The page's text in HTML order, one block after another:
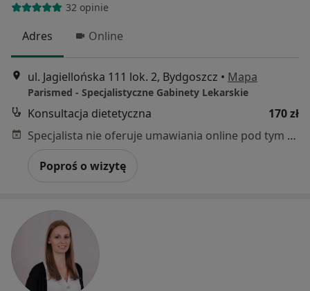
32 opinie
Adres Online
ul. Jagiellońska 111 lok. 2, Bydgoszcz • Mapa
Parismed - Specjalistyczne Gabinety Lekarskie
Konsultacja dietetyczna
170 zł
Specjalista nie oferuje umawiania online pod tym adresem.
Poproś o wizytę